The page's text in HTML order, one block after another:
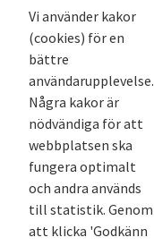
Nyhetsbrev
Andra webbplatser
Arkivsök
Fornsök
Fornreg
Bebyggelseregistret
Runor
Kringla
Vi använder kakor
(cookies) för en
bättre
användarupplevelse.
Några kakor är
nödvändiga för att
webbplatsen ska
fungera optimalt
och andra används
till statistik. Genom
att klicka 'Godkänn